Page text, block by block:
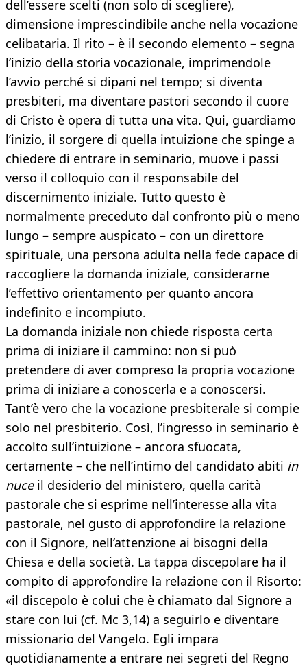
dell’essere scelti (non solo di scegliere),
dimensione imprescindibile anche nella vocazione
celibataria. Il rito – è il secondo elemento – segna
l’inizio della storia vocazionale, imprimendole
l’avvio perché si dipani nel tempo; si diventa
presbiteri, ma diventare pastori secondo il cuore
di Cristo è opera di tutta una vita. Qui, guardiamo
l’inizio, il sorgere di quella intuizione che spinge a
chiedere di entrare in seminario, muove i passi
verso il colloquio con il responsabile del
discernimento iniziale. Tutto questo è
normalmente preceduto dal confronto più o meno
lungo – sempre auspicato – con un direttore
spirituale, una persona adulta nella fede capace di
raccogliere la domanda iniziale, considerarne
l’effettivo orientamento per quanto ancora
indefinito e incompiuto.
La domanda iniziale non chiede risposta certa
prima di iniziare il cammino: non si può
pretendere di aver compreso la propria vocazione
prima di iniziare a conoscerla e a conoscersi.
Tant’è vero che la vocazione presbiterale si compie
solo nel presbiterio. Così, l’ingresso in seminario è
accolto sull’intuizione – ancora sfuocata,
certamente – che nell’intimo del candidato abiti in
nuceil desiderio del ministero, quella carità
pastorale che si esprime nell’interesse alla vita
pastorale, nel gusto di approfondire la relazione
con il Signore, nell’attenzione ai bisogni della
Chiesa e della società. La tappa discepolare ha il
compito di approfondire la relazione con il Risorto:
«il discepolo è colui che è chiamato dal Signore a
stare con lui (cf. Mc 3,14) a seguirlo e diventare
missionario del Vangelo. Egli impara
quotidianamente a entrare nei segreti del Regno